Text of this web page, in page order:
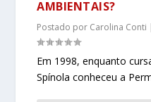
AMBIENTAIS?
Postado por Carolina Conti
Em 1998, enquanto
Spínola conheceu a